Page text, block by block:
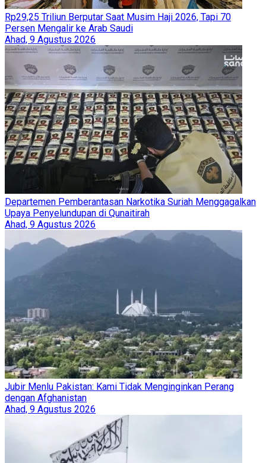
Rp29,25 Triliun Berputar Saat Musim Haji 2026, Tapi 70
Persen Mengalir ke Arab Saudi
Ahad, 9 Agustus 2026
Departemen Pemberantasan Narkotika Suriah Menggagalkan
Upaya Penyelundupan di Qunaitirah
Ahad, 9 Agustus 2026
Jubir Menlu Pakistan: Kami Tidak Menginginkan Perang
dengan Afghanistan
Ahad, 9 Agustus 2026